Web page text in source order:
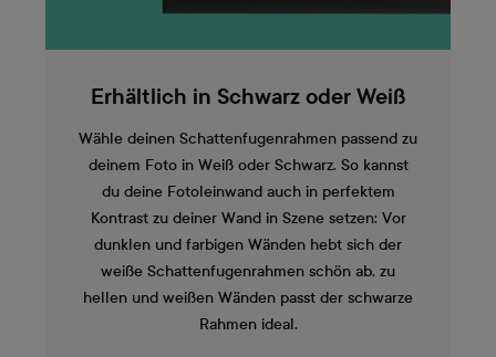
Erhältlich in Schwarz oder Weiß
Wähle deinen Schattenfugenrahmen passend zu
deinem Foto in Weiß oder Schwarz. So kannst
du deine Fotoleinwand auch in perfektem
Kontrast zu deiner Wand in Szene setzen: Vor
dunklen und farbigen Wänden hebt sich der
weiße Schattenfugenrahmen schön ab, zu
hellen und weißen Wänden passt der schwarze
Rahmen ideal.